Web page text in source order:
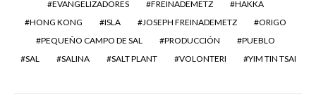
EVANGELIZADORES
FREINADEMETZ
HAKKA
HONG KONG
ISLA JOSEPH FREINADEMETZ
ORIGO
PEQUEÑO CAMPO DE SAL
PRODUCCIÓN
PUEBLO
SAL
SALINA SALT PLANT VOLONTERI YIM TIN TSAI